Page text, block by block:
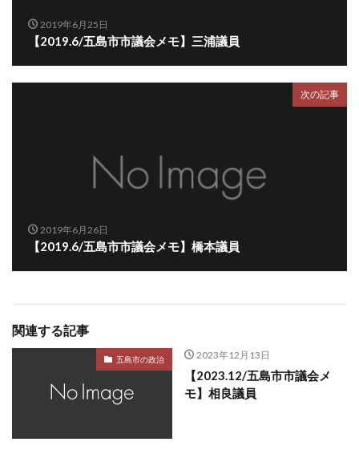
2019年6月25日
【2019.6/五島市市議会メモ】三浦議員
次の記事
2019年6月26日
【2019.6/五島市市議会メモ】橋本議員
関連する記事
五島市の政治 2023年12月13日
【2023.12/五島市市議会メ
モ】相良議員